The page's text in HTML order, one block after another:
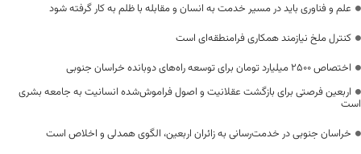
علم و فناوری باید در مسیر خدمت به انسان و مقابله با ظلم به کار گرفته شود
کنترل ملخ نیازمند همکاری فرامنطقه‌ای است
اختصاص 2500 میلیارد تومان برای توسعه راه‌های دوبانده خراسان جنوبی
اربعین فرصتی برای بازگشت عقلانیت و اصول فراموش‌شده انسانیت به جامعه بشری
است
خراسان جنوبی در خدمت‌رسانی به زائران اربعین، الگوی همدلی و اخلاص است